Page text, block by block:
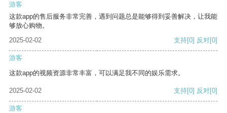
游客
这款app的售后服务非常完善，遇到问题总是能够得到妥善解决，让我能
够放心购物。
2025-02-02
支持[0] 反对[0]
游客
这款app的视频资源非常丰富，可以满足我不同的娱乐需求。
2025-02-02 支持[0] 反对[0]
游客